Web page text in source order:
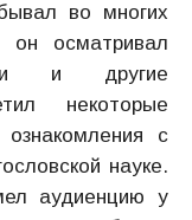
во многих
он осматривал
и другие
некоторые
с
науке.
аудиенцию у